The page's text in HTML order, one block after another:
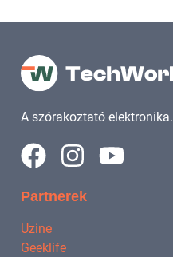
A szórakoztató elektronika.
Partnerek
Uzine
Geeklife